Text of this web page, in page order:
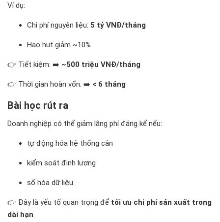
Ví dụ:
Chi phí nguyên liệu: 5 tỷ VNĐ/tháng
Hao hụt giảm ~10%
👉 Tiết kiệm: ➡️ ~500 triệu VNĐ/tháng
👉 Thời gian hoàn vốn: ➡️ < 6 tháng
Bài học rút ra
Doanh nghiệp có thể giảm lãng phí đáng kể nếu:
tự động hóa hệ thống cân
kiểm soát định lượng
số hóa dữ liệu
👉 Đây là yếu tố quan trọng để tối ưu chi phí sản xuất trong
dài hạn